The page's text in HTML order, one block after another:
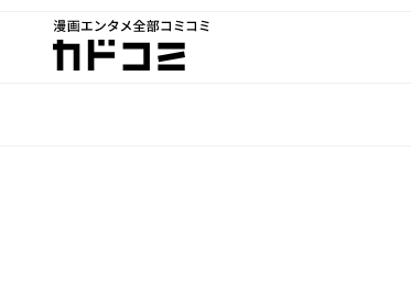
漫画エンタメ全部コミコミ
カドコミ